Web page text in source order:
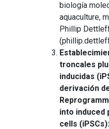
biología
aquaculture,
Phillip
troncales
inducidas
derivación
into induced
cells